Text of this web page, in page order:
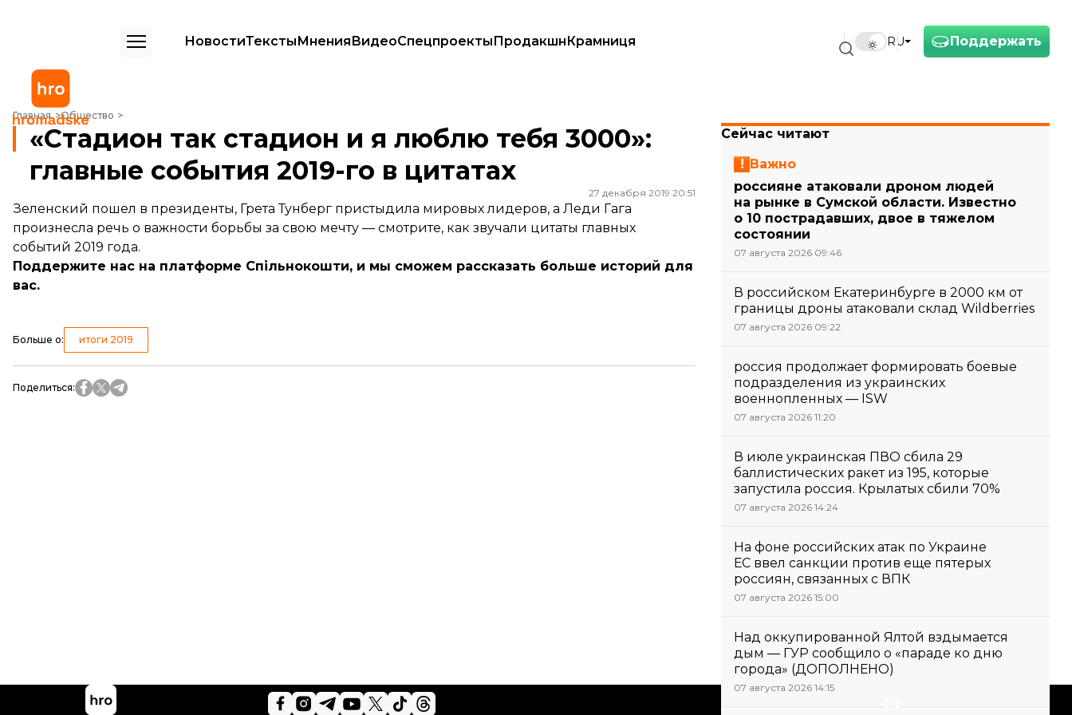
Поддержать
RU
НовостиТекстыМненияВидеоСпецпроектыПродакшнКрамниця
Главная Общество
«Стадион так стадион и я люблю тебя 3000»: главные события 2019-го в цитатах
«Стадион так стадион и я люблю тебя 3000»:
главные события 2019-го в цитатах
27 декабря 2019 20:51
Зеленский пошел в президенты, Грета Тунберг пристыдила мировых лидеров, а Леди Гага
произнесла речь о важности борьбы за свою мечту — смотрите, как звучали цитаты главных
событий 2019 года.
Поддержите нас на платформе Спільнокошти, и мы сможем рассказать больше историй для
вас.
Больше о: итоги 2019
Поделиться:
Сейчас читают
Важно
россияне атаковали дроном людей
на рынке в Сумской области. Известно
о 10 пострадавших, двое в тяжелом
состоянии
07 августа 2026 09:46
В российском Екатеринбурге в 2000 км от
границы дроны атаковали склад Wildberries
07 августа 2026 09:22
россия продолжает формировать боевые
подразделения из украинских
военнопленных — ISW
07 августа 2026 11:20
В июле украинская ПВО сбила 29
баллистических ракет из 195, которые
запустила россия. Крылатых сбили 70%
07 августа 2026 14:24
На фоне российских атак по Украине
ЕС ввел санкции против еще пятерых
россиян, связанных с ВПК
07 августа 2026 15:00
Над оккупированной Ялтой вздымается
дым — ГУР сообщило о «параде ко дню
города» (ДОПОЛНЕНО)
07 августа 2026 14:15